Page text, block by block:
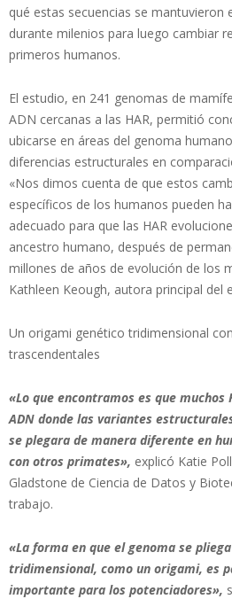
qué estas secuencias se mantuvieron
durante milenios para luego cambiar
primeros humanos.
El estudio, en 241 genomas de
ADN cercanas a las HAR, permitió
ubicarse en áreas del genoma
diferencias estructurales en
«Nos dimos cuenta de que estos
específicos de los humanos pueden
adecuado para que las HAR
ancestro humano, después de
millones de años de evolución de los
Kathleen Keough, autora principal del
Un origami genético tridimensional
trascendentales
«Lo que encontramos es que muchos
ADN donde las variantes
se plegara de manera diferente en
con otros primates», explicó Katie
Gladstone de Ciencia de Datos y
trabajo.
«La forma en que el genoma se
tridimensional, como un origami, es
importante para los potenciadores»,